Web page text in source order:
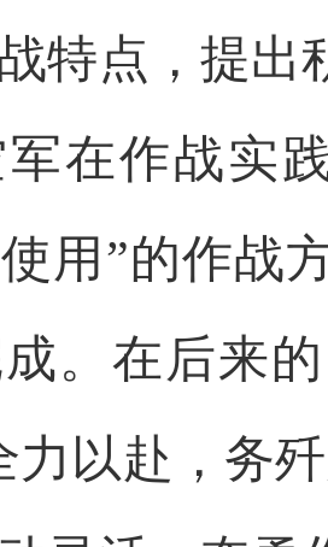
特点，提出
在作战实
用”的作战
。在后来
力以赴，务